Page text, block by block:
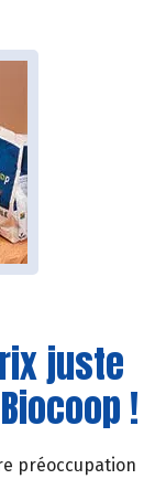
juste
!
préoccupation